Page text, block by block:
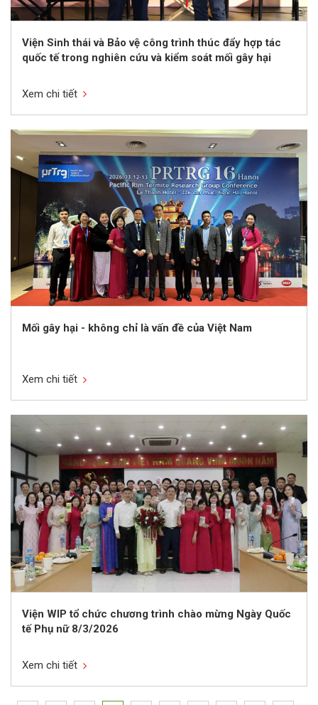
Viện Sinh thái và Bảo vệ công trình thúc đẩy hợp tác
quốc tế trong nghiên cứu và kiểm soát mối gây hại
Xem chi tiết
Mối gây hại - không chỉ là vấn đề của Việt Nam
Xem chi tiết
Viện WIP tổ chức chương trình chào mừng Ngày Quốc
tế Phụ nữ 8/3/2026
Xem chi tiết